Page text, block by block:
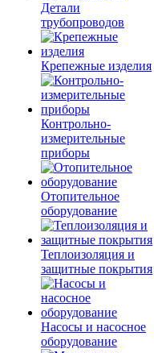
Детали
трубопроводов
Крепежные изделия
Контрольно-
измерительные
приборы
Отопительное
оборудование
Теплоизоляция и
защитные покрытия
Насосы и насосное
оборудование